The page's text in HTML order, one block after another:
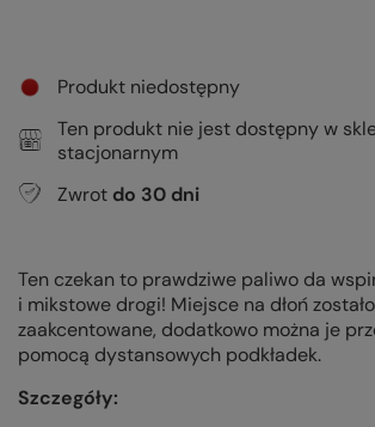
Produkt niedostępny
Ten produkt nie jest dostępny w
stacjonarnym
Zwrot do 30 dni
Ten czekan to prawdziwe paliwo da
i mikstowe drogi! Miejsce na dłoń
zaakcentowane, dodatkowo można je
pomocą dystansowych podkładek.
Szczegóły: